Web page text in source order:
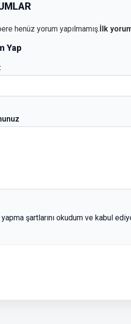
henüz yorum yapılmamış.İlk
Yap
şartlarını okudum ve kabul